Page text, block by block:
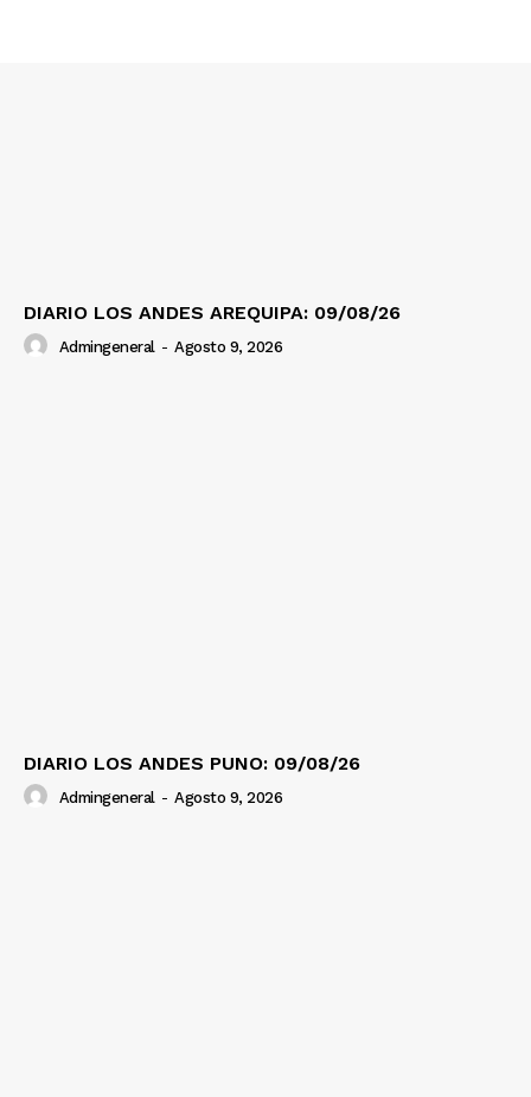
DIARIO LOS ANDES AREQUIPA: 09/08/26
Admingeneral - Agosto 9, 2026
DIARIO LOS ANDES PUNO: 09/08/26
Admingeneral - Agosto 9, 2026